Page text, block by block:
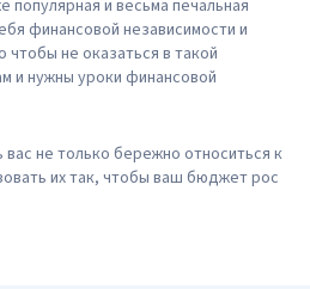
популярная и весьма печальная
финансовой независимости и
не оказаться в такой
и нужны уроки финансовой
не только бережно относиться к
их так, чтобы ваш бюджет рос